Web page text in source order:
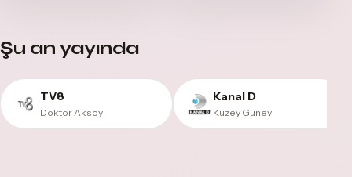
Şu an yayında
TV8
Doktor Aksoy
Kanal D
Kuzey Güney